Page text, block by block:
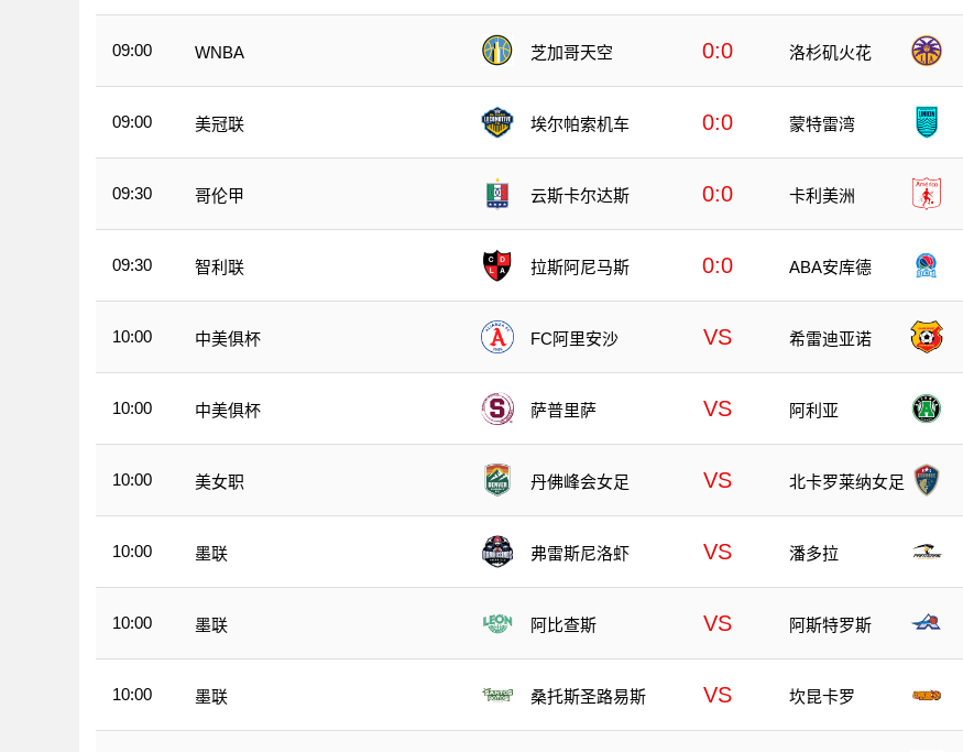
09:00 WNBA 芝加哥天空 0:0 洛杉矶火花
09:00 美冠联 埃尔帕索机车 0:0 蒙特雷湾
09:30 哥伦甲 云斯卡尔达斯 0:0 卡利美洲
09:30 智利联 拉斯阿尼马斯 0:0 ABA安库德
10:00 中美俱杯 FC阿里安沙 VS 希雷迪亚诺
10:00 中美俱杯 萨普里萨 VS 阿利亚
10:00 美女职 丹佛峰会女足 VS 北卡罗莱纳女足
10:00 墨联 弗雷斯尼洛虾 VS 潘多拉
10:00 墨联 阿比查斯 VS 阿斯特罗斯
10:00 墨联 桑托斯圣路易斯 VS 坎昆卡罗